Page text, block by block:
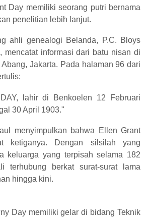
Day memiliki seorang putri bernama
penelitian lebih lanjut.
ahli genealogi Belanda, P.C. Bloys
mencatat informasi dari batu nisan di
Abang, Jakarta. Pada halaman 96 dari
lahir di Benkoelen 12 Februari
30 April 1903."
menyimpulkan bahwa Ellen Grant
ketiganya. Dengan silsilah yang
keluarga yang terpisah selama 182
terhubung berkat surat-surat lama
hingga kini.
Day memiliki gelar di bidang Teknik